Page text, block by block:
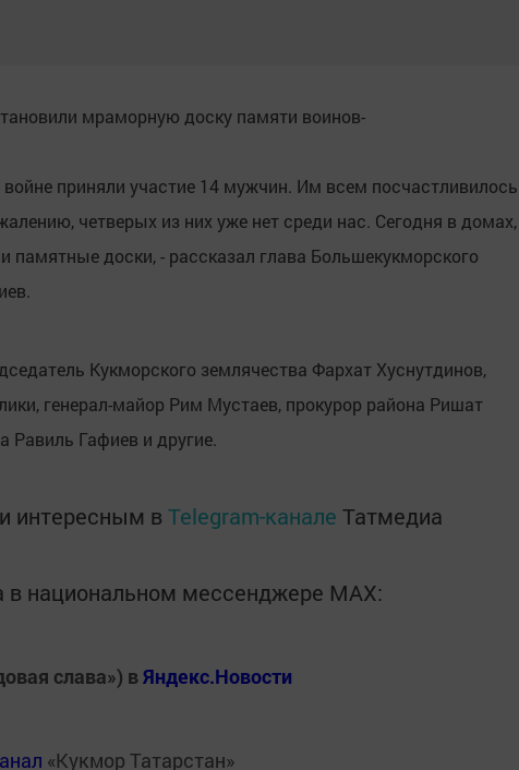
мраморную доску памяти воинов-
приняли участие 14 мужчин. Им всем посчастливилось
четверых из них уже нет среди нас. Сегодня в домах,
памятные доски, - рассказал глава Большекукморского
Кукморского землячества Фархат Хуснутдинов,
генерал-майор Рим Мустаев, прокурор района Ришат
Равиль Гафиев и другие.
интересным в Telegram-канале Татмедиа
в национальном мессенджере MАХ:
слава») вЯндекс.Новости
«Кукмор Татарстан»